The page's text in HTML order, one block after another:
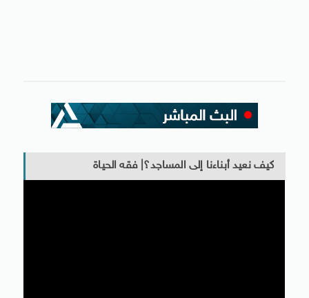
كيف نعيد أبناءنا إلى المساجد؟| فقه الحياة